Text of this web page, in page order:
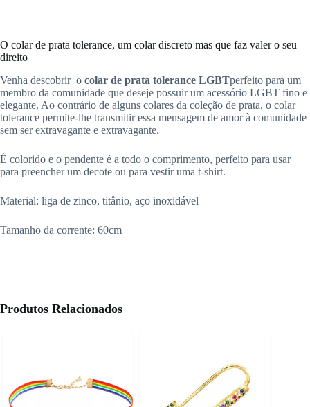
O colar de prata tolerance, um colar discreto mas que faz valer o seu
direito
Venha descobrir o colar de prata tolerance LGBTperfeito para um
membro da comunidade que deseje possuir um acessório LGBT fino e
elegante. Ao contrário de alguns colares da coleção de prata, o colar
tolerance permite-lhe transmitir essa mensagem de amor à comunidade
sem ser extravagante e extravagante.
É colorido e o pendente é a todo o comprimento, perfeito para usar
para preencher um decote ou para vestir uma t-shirt.
Material: liga de zinco, titânio, aço inoxidável
Tamanho da corrente: 60cm
Produtos Relacionados